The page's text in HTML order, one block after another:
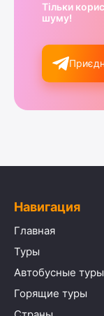
Тільки
шуму!
Навигация
Главная
Туры
Автобусные туры
Горящие туры